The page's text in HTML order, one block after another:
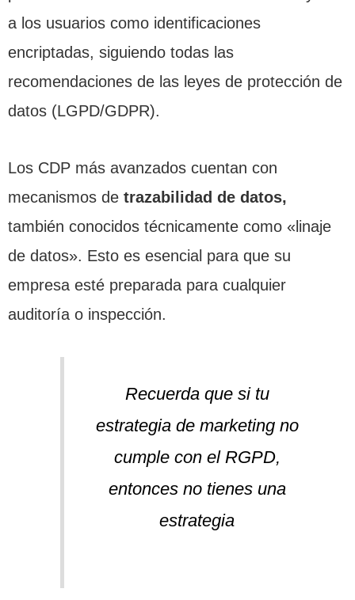
a los usuarios como identificaciones
encriptadas, siguiendo todas las
recomendaciones de las leyes de protección de
datos (LGPD/GDPR).
Los CDP más avanzados cuentan con
mecanismos de trazabilidad de datos,
también conocidos técnicamente como «linaje
de datos». Esto es esencial para que su
empresa esté preparada para cualquier
auditoría o inspección.
Recuerda que si tu
estrategia de marketing no
cumple con el RGPD,
entonces no tienes una
estrategia